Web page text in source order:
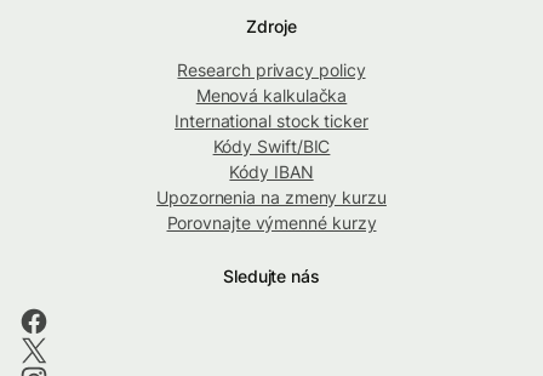
Zdroje
Research privacy policy
Menová kalkulačka
International stock ticker
Kódy Swift/BIC
Kódy IBAN
Upozornenia na zmeny kurzu
Porovnajte výmenné kurzy
Sledujte nás